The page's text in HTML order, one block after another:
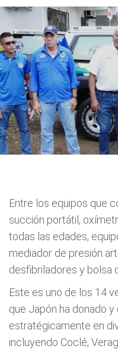
Entre los equipos que
succión portátil,
todas las edades,
mediador de presión
desfibriladores y bolsa
Este es uno de los 14
que Japón ha donado
estratégicamente en
incluyendo Coclé,